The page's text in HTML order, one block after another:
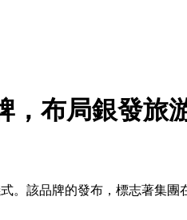
，布局銀發旅
。該品牌的發布，標志著集